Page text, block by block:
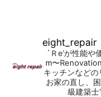
eight_repair
`Ｒe’が性能や
m〜Renovation
キッチンなどの
お家の直し、
級建築士